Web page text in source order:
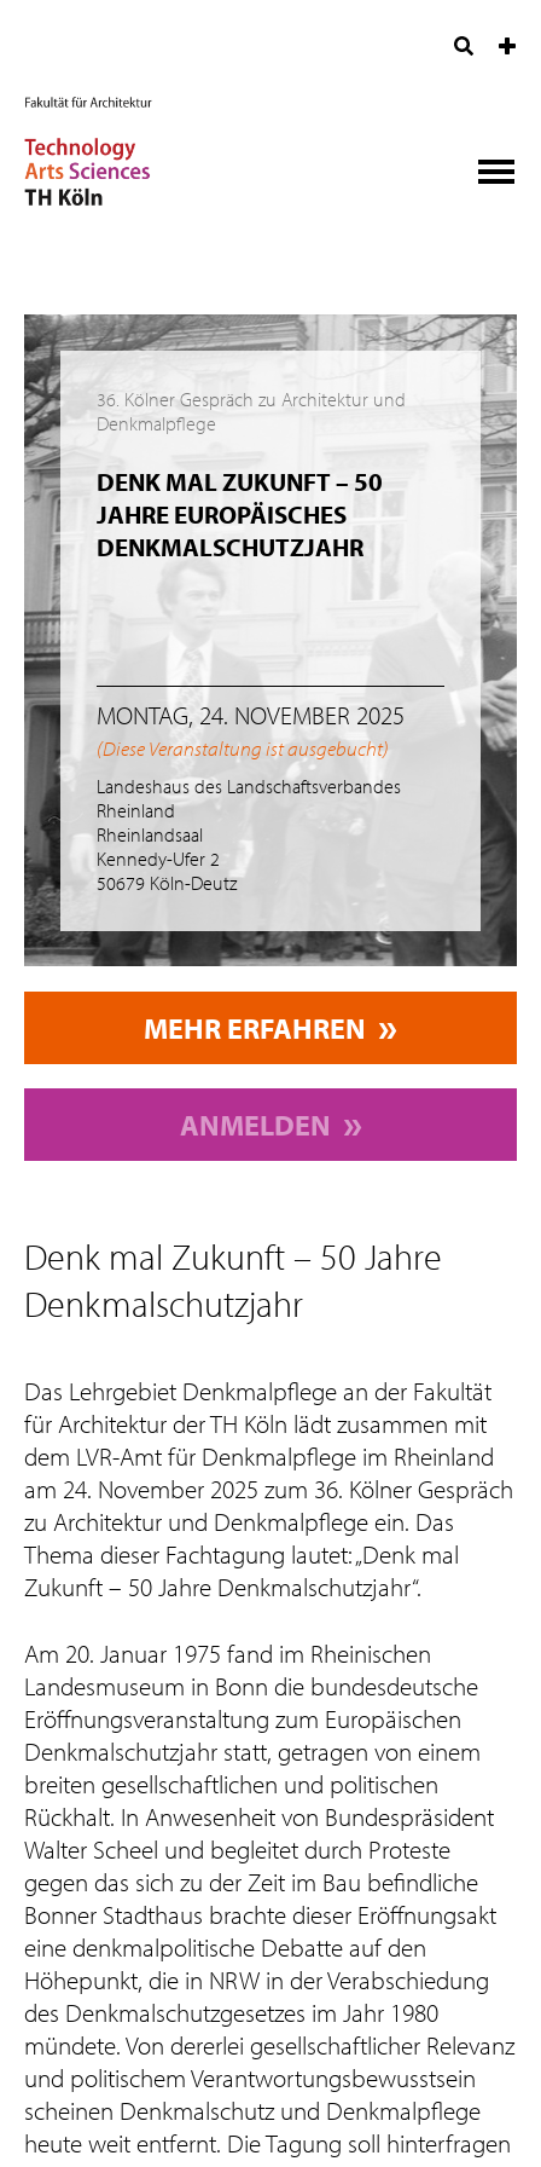
36. Kölner Gespräch zu Architektur und
Denkmalpflege
DENK MAL ZUKUNFT – 50
JAHRE EUROPÄISCHES
DENKMALSCHUTZJAHR
MONTAG, 24. NOVEMBER 2025
(Diese Veranstaltung ist ausgebucht)
Landeshaus des Landschaftsverbandes
Rheinland
Rheinlandsaal
Kennedy-Ufer 2
50679 Köln-Deutz
MEHR ERFAHREN
ANMELDEN
Denk mal Zukunft – 50 Jahre
Denkmalschutzjahr
Das Lehrgebiet Denkmalpflege an der Fakultät
für Architektur der TH Köln lädt zusammen mit
dem LVR-Amt für Denkmalpflege im Rheinland
am 24. November 2025 zum 36. Kölner Gespräch
zu Architektur und Denkmalpflege ein. Das
Thema dieser Fachtagung lautet: „Denk mal
Zukunft – 50 Jahre Denkmalschutzjahr“.
Am 20. Januar 1975 fand im Rheinischen
Landesmuseum in Bonn die bundesdeutsche
Eröffnungsveranstaltung zum Europäischen
Denkmalschutzjahr statt, getragen von einem
breiten gesellschaftlichen und politischen
Rückhalt. In Anwesenheit von Bundespräsident
Walter Scheel und begleitet durch Proteste
gegen das sich zu der Zeit im Bau befindliche
Bonner Stadthaus brachte dieser Eröffnungsakt
eine denkmalpolitische Debatte auf den
Höhepunkt, die in NRW in der Verabschiedung
des Denkmalschutzgesetzes im Jahr 1980
mündete. Von dererlei gesellschaftlicher Relevanz
und politischem Verantwortungsbewusstsein
scheinen Denkmalschutz und Denkmalpflege
heute weit entfernt. Die Tagung soll hinterfragen